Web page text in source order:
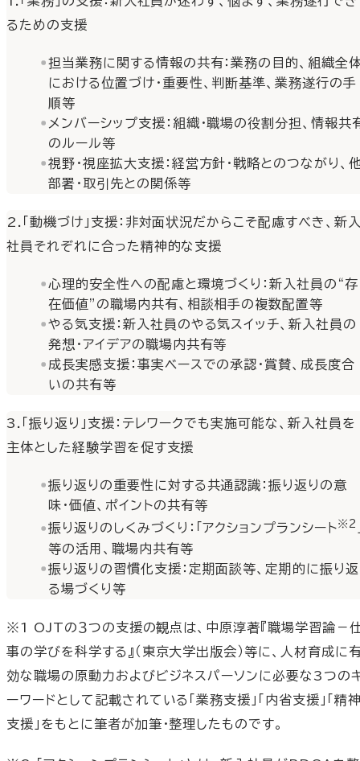
るための支援
担当業務に関する情報の共有：業務の目的、組織全
における位置づけ・重要性、判断基準、業務遂行の手
順等
メンバーシップ支援：組織・職場の役割分担、情報共
のルール等
視野・視座拡大支援：経営方針・戦略とのつながり、
部署・取引先との関係等
2.「動機づけ」支援：非対面状況だからこそ配慮すべき、新
社員それぞれに合った精神的な支援
心理的安全性への配慮と環境づくり：新入社員の“存
在価値”の職場内共有、相談相手の複数配置等
やる気支援：新入社員のやる気スイッチ、新入社員の
発想・アイデアの職場内共有等
成長実感支援：事実ベースでの承認・賞賛、成長度合
いの共有等
3.「振り返り」支援：テレワークでも実施可能な、新入社員を
主体とした経験学習を促す支援
振り返りの重要性に対する共通認識：振り返りの意
味・価値、ポイントの共有等
振り返りのしくみづくり：「アクションプランシート※2
等の活用、職場内共有等
振り返りの習慣化支援：定期面談等、定期的に振り返
る場づくり等
※1 OJTの３つの支援の観点は、中原淳著『職場学習論－
事の学びを科学する』（東京大学出版会）等に、人材育成に
効な職場の原動力およびビジネスパーソンに必要な3つの
ーワードとして記載されている「業務支援」「内省支援」「精
支援」をもとに筆者が加筆・整理したものです。